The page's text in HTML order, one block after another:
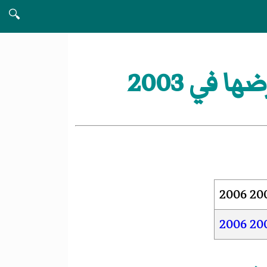
🔍
في 2003
2006
2006